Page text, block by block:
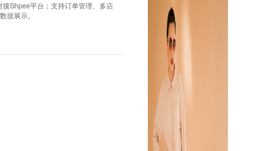
Shpee平台；支持订单管理、多店
据展示。